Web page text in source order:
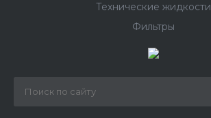
Технические жидкости
Фильтры